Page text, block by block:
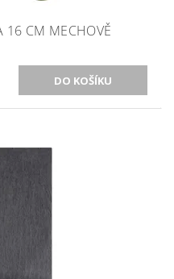
16 CM MECHOVĚ